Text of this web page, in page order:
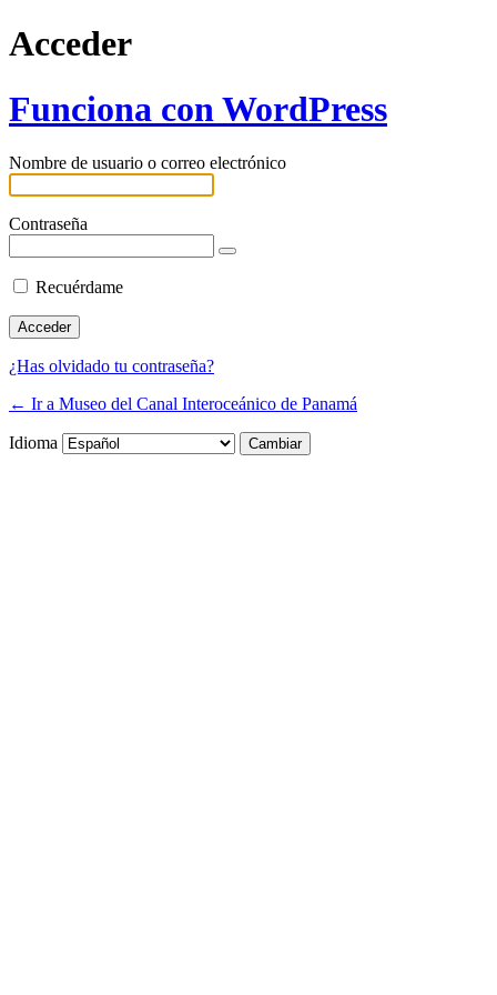
Acceder
Funciona con WordPress
Nombre de usuario o correo electrónico
Contraseña
Recuérdame
¿Has olvidado tu contraseña?
← Ir a Museo del Canal Interoceánico de Panamá
Idioma